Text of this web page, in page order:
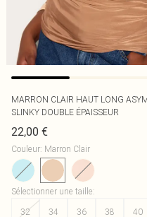
MARRON CLAIR HAUT LONG
SLINKY DOUBLE ÉPAISSEUR
22,00 €
Couleur: Marron Clair
Sélectionner une taille:
32
34 36 38 40